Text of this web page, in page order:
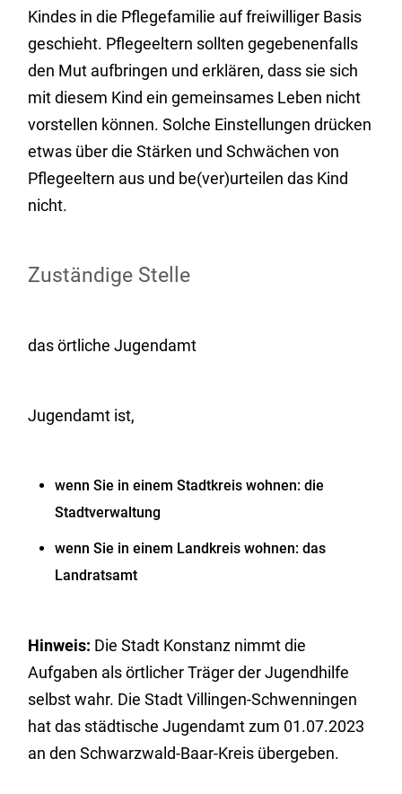
Kindes in die Pflegefamilie auf freiwilliger Basis
geschieht. Pflegeeltern sollten gegebenenfalls
den Mut aufbringen und erklären, dass sie sich
mit diesem Kind ein gemeinsames Leben nicht
vorstellen können. Solche Einstellungen drücken
etwas über die Stärken und Schwächen von
Pflegeeltern aus und be(ver)urteilen das Kind
nicht.
Zuständige Stelle
das örtliche Jugendamt
Jugendamt ist,
wenn Sie in einem Stadtkreis wohnen: die
Stadtverwaltung
wenn Sie in einem Landkreis wohnen: das
Landratsamt
Hinweis: Die Stadt Konstanz nimmt die
Aufgaben als örtlicher Träger der Jugendhilfe
selbst wahr. Die Stadt Villingen-Schwenningen
hat das städtische Jugendamt zum 01.07.2023
an den Schwarzwald-Baar-Kreis übergeben.